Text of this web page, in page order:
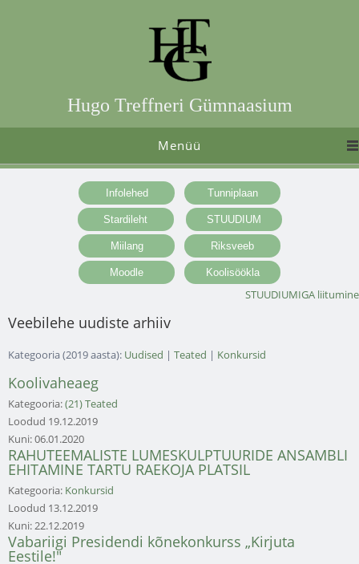
Hugo Treffneri Gümnaasium
Menüü
STUUDIUMIGA liitumine
Veebilehe uudiste arhiiv
Kategooria (2019 aasta): Uudised | Teated | Konkursid
Koolivaheaeg
Kategooria:(21) Teated
Loodud 19.12.2019
Kuni:06.01.2020
RAHUTEEMALISTE LUMESKULPTUURIDE ANSAMBLI
EHITAMINE TARTU RAEKOJA PLATSIL
Kategooria: Konkursid
Loodud 13.12.2019
Kuni:22.12.2019
Vabariigi Presidendi kõnekonkurss „Kirjuta
Eestile!"